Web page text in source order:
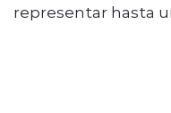
representar hasta